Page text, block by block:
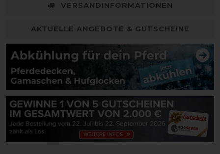
VERSANDINFORMATIONEN
AKTUELLE ANGEBOTE & GUTSCHEINE